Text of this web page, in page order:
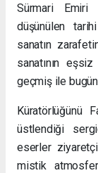
Sürmari Emiri
düşünülen
sanatın
sanatının
geçmiş ile
Küratörlüğünü
üstlendiği
eserler
mistik